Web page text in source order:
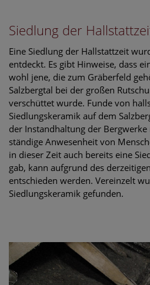
Siedlung der
Eine Siedlung der Hallstattzeit
entdeckt. Es gibt Hinweise, dass
wohl jene, die zum Gräberfeld
Salzbergtal bei der großen
verschüttet wurde. Funde von
Siedlungskeramik auf dem
der Instandhaltung der
ständige Anwesenheit von
in dieser Zeit auch bereits eine
gab, kann aufgrund des
entschieden werden. Vereinzelt
Siedlungskeramik gefunden.